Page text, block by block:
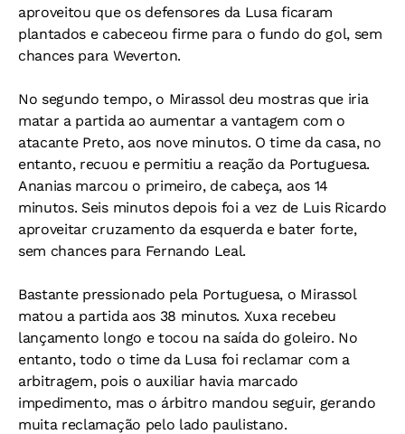
aproveitou que os defensores da Lusa ficaram
plantados e cabeceou firme para o fundo do gol, sem
chances para Weverton.
No segundo tempo, o Mirassol deu mostras que iria
matar a partida ao aumentar a vantagem com o
atacante Preto, aos nove minutos. O time da casa, no
entanto, recuou e permitiu a reação da Portuguesa.
Ananias marcou o primeiro, de cabeça, aos 14
minutos. Seis minutos depois foi a vez de Luis Ricardo
aproveitar cruzamento da esquerda e bater forte,
sem chances para Fernando Leal.
Bastante pressionado pela Portuguesa, o Mirassol
matou a partida aos 38 minutos. Xuxa recebeu
lançamento longo e tocou na saída do goleiro. No
entanto, todo o time da Lusa foi reclamar com a
arbitragem, pois o auxiliar havia marcado
impedimento, mas o árbitro mandou seguir, gerando
muita reclamação pelo lado paulistano.